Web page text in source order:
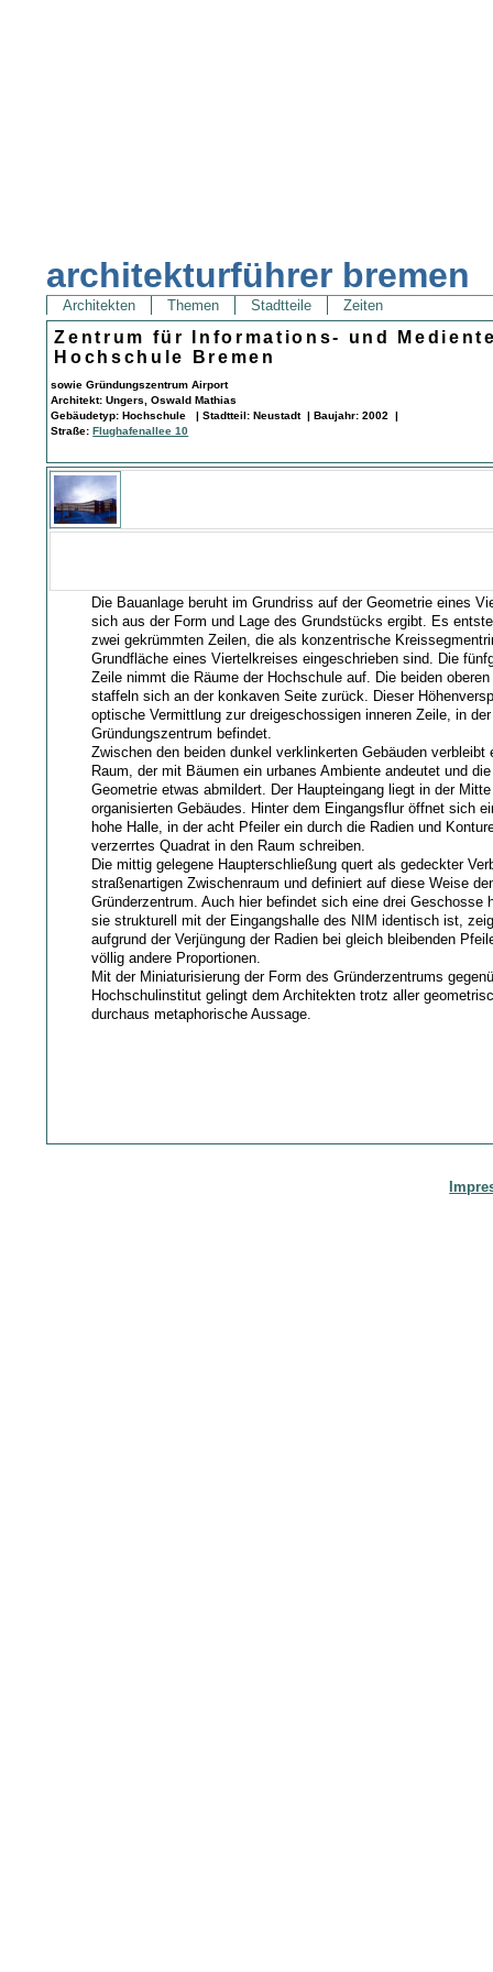
architekturführer bremen
Architekten Themen Stadtteile Zeiten
Zentrum für Informations- und
Hochschule Bremen
sowie Gründungszentrum Airport
Architekt: Ungers, Oswald Mathias
Gebäudetyp: Hochschule | Stadtteil: Neustadt | Baujahr: 2002 |
Straße:Flughafenallee 10
Die Bauanlage beruht im Grundriss auf der Geometrie eines
sich aus der Form und Lage des Grundstücks ergibt. Es
zwei gekrümmten Zeilen, die als konzentrische
Grundfläche eines Viertelkreises eingeschrieben sind. Die
Zeile nimmt die Räume der Hochschule auf. Die beiden
staffeln sich an der konkaven Seite zurück. Dieser
optische Vermittlung zur dreigeschossigen inneren Zeile, in
Gründungszentrum befindet.
Zwischen den beiden dunkel verklinkerten Gebäuden verbleibt
Raum, der mit Bäumen ein urbanes Ambiente andeutet und
Geometrie etwas abmildert. Der Haupteingang liegt in der
organisierten Gebäudes. Hinter dem Eingangsflur öffnet sich
hohe Halle, in der acht Pfeiler ein durch die Radien und
verzerrtes Quadrat in den Raum schreiben.
Die mittig gelegene Haupterschließung quert als gedeckter
straßenartigen Zwischenraum und definiert auf diese Weise
Gründerzentrum. Auch hier befindet sich eine drei Geschosse
sie strukturell mit der Eingangshalle des NIM identisch ist,
aufgrund der Verjüngung der Radien bei gleich bleibenden
völlig andere Proportionen.
Mit der Miniaturisierung der Form des Gründerzentrums
Hochschulinstitut gelingt dem Architekten trotz aller
durchaus metaphorische Aussage.